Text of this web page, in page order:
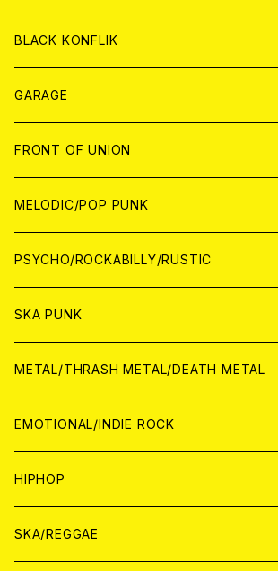
ANALOG
ANALOG
CD
ANALOG
BLACK KONFLIK
GARAGE
JAPAN
アナログ
CD
WORLD
アナログ
CD
FRONT OF UNION
MELODIC/POP PUNK
JAPAN
CD
ANALOG
WORLD
CD
ANALOG
PSYCHO/ROCKABILLY/RUSTIC
JAPAN
CD
ANALOG
WORLD
CD
ANALOG
SKA PUNK
JAPAN
CD
ANALOG
WORLD
CD
ANALOG
METAL/THRASH METAL/DEATH METAL
JAPAN
CD
ANALOG
WORLD
ANALOG
EMOTIONAL/INDIE ROCK
JAPAN
CD
WORLD
HIPHOP
JAPAN
SKA/REGGAE